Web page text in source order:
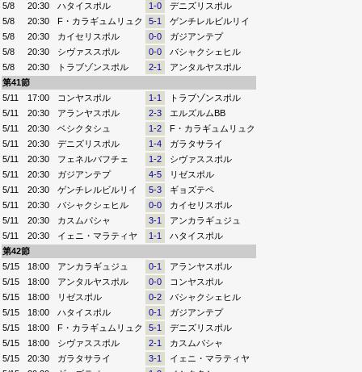
5/8
20:30 ハタイスポル 1-0
デニズリスポル
5/8
20:30 F・カラギュムリュク 5-1
ゲンチレルビルリイ
5/8
20:30 カイセリスポル 0-0
ガジアンテプ
5/8
20:30 シヴァススポル 0-0
バシャクシェヒル
5/8
20:30 トラブゾンスポル 2-1
アンタルヤスポル
第41節
5/11
17:00 コンヤスポル 1-1
トラブゾンスポル
5/11
20:30 アランヤスポル 2-3
エルズルムBB
5/11
20:30 ベシクタシュ 1-2
F・カラギュムリュク
5/11
20:30 デニズリスポル 1-4
ガラタサライ
5/11
20:30 フェネルバフチェ 1-2
シヴァススポル
5/11
20:30 ガジアンテプ 4-5
リゼスポル
5/11
20:30 ゲンチレルビルリイ 5-3
ギョズテペ
5/11
20:30 バシャクシェヒル 0-0
カイセリスポル
5/11
20:30 カスムパシャ 3-1
アンカラギュジュ
5/11
20:30 イェニ・マラティヤ 1-1
ハタイスポル
第42節
5/15
18:00 アンカラギュジュ 0-1
アランヤスポル
5/15
18:00 アンタルヤスポル 0-0
コンヤスポル
5/15
18:00 リゼスポル 0-2
バシャクシェヒル
5/15
18:00 ハタイスポル 0-1
ガジアンテプ
5/15
18:00 F・カラギュムリュク 5-1
デニズリスポル
5/15
18:00 シヴァススポル 2-1
カスムパシャ
5/15
20:30 ガラタサライ 3-1
イェニ・マラティヤ